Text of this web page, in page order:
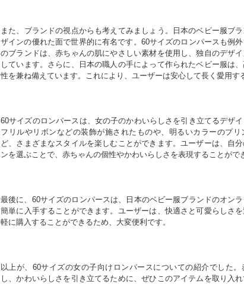
また、ブランドの視点からも考えてみましょう。日本のベビー服ブ
ザインの優れた面で世界的に有名です。60サイズのロンパースも例
のブランドは、赤ちゃんの肌にやさしい素材を使用し、独自のデザ
しています。さらに、日本の職人の手によって作られたベビー服は
性を兼ね備えています。これにより、ユーザーは安心して長く愛用す
60サイズのロンパースは、女の子のかわいらしさを引き立てるデザイ
フリルやリボンなどの装飾が施されたものや、明るいカラーのプリ
ど、さまざまなスタイルを楽しむことができます。ユーザーは、自
ンを選ぶことで、赤ちゃんの個性やかわいらしさを表現することがで
最後に、60サイズのロンパースは、日本のベビー服ブランドのオン
簡単に入手することができます。ユーザーは、快適さと可愛らしさ
軽に購入することができるため、大変便利です。
以上が、60サイズの女の子向けロンパースについての紹介でした
し、かわいらしさを引き立てるために、ぜひこのアイテムを取り入